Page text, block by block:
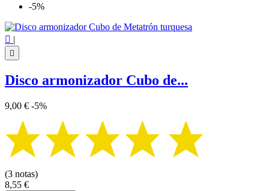
-5%
 |

Disco armonizador Cubo de...
9,00 € -5%
(3 notas)
8,55 €